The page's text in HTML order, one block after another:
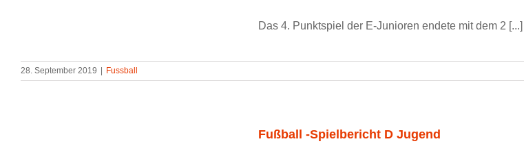
Das 4. Punktspiel der E-Junioren endete mit dem 2 [...]
28. September 2019 Fussball
Fußball -Spielbericht D Jugend